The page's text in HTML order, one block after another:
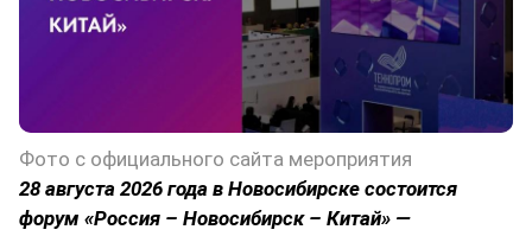
Фото с официального сайта мероприятия
28 августа 2026 года в Новосибирске состоится
форум «Россия – Новосибирск – Китай» —